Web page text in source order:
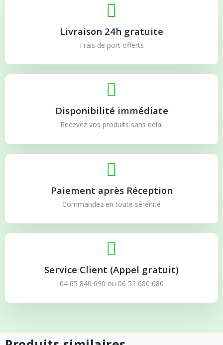
Livraison 24h gratuite
Frais de port offerts
Disponibilité immédiate
Recevez vos produits sans délai
Paiement après Réception
Commandez en toute sérénité
Service Client (Appel gratuit)
04 65 840 690 ou 06 52 680 680